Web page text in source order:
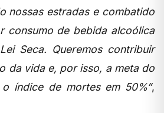
nossas estradas e combatido
consumo de bebida alcoólica
Seca. Queremos contribuir
da vida e, por isso, a meta do
índice de mortes em 50%”,